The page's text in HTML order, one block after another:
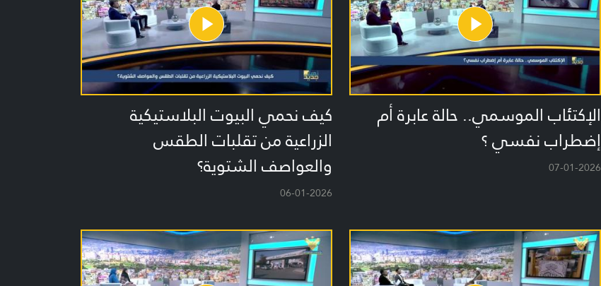
الإكتئاب الموسمي.. حالة عابرة أم
إضطراب نفسي ؟
07-01-2026
كيف نحمي البيوت البلاستيكية
الزراعية من تقلبات الطقس
والعواصف الشتوية؟
06-01-2026